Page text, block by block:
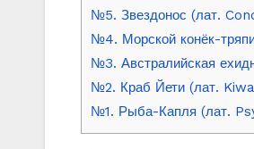
№5. Звездонос (лат.
№4. Морской конёк-
№3. Австралийская
№2. Краб Йети (лат.
№1. Рыба-Капля (лат.